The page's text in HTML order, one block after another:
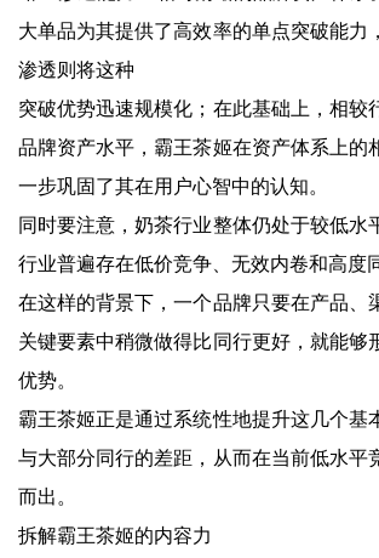
大单品为其提供了高效率的单点突破能力
渗透则将这种
突破优势迅速规模化；在此基础上，相较
品牌资产水平，霸王茶姬在资产体系上的
一步巩固了其在用户心智中的认知。
同时要注意，奶茶行业整体仍处于较低水
行业普遍存在低价竞争、无效内卷和高度
在这样的背景下，一个品牌只要在产品、
关键要素中稍微做得比同行更好，就能够
优势。
霸王茶姬正是通过系统性地提升这几个基
与大部分同行的差距，从而在当前低水平
而出。
拆解霸王茶姬的内容力